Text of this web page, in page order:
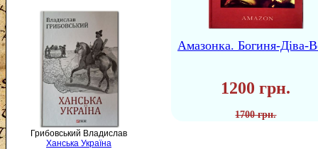
Грибовський Владислав
Ханська Україна
Амазонка. Богиня-Діва-
1200 грн.
1700 грн.